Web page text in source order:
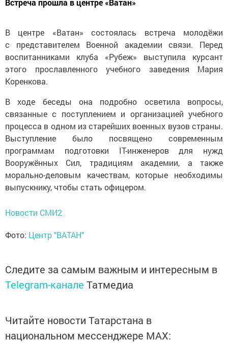
Встреча прошла в центре «Ватан»
В центре «Ватан» состоялась встреча молодёжи
с представителем Военной академии связи. Перед
воспитанниками клуба «Рубеж» выступила курсант
этого прославленного учебного заведения Мария
Коренкова.
В ходе беседы она подробно осветила вопросы,
связанные с поступлением и организацией учебного
процесса в одном из старейших военных вузов страны.
Выступление было посвящено современным
программам подготовки IT-инженеров для нужд
Вооружённых Сил, традициям академии, а также
морально-деловым качествам, которые необходимы
выпускнику, чтобы стать офицером.
Новости СМИ2
Фото: Центр "ВАТАН"
Следите за самым важным и интересным в
Telegram-канале Татмедиа
Читайте новости Татарстана в
национальном мессенджере MАХ: